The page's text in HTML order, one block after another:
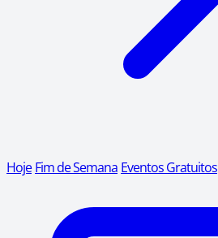
Hoje Fim de Semana Eventos Gratuitos